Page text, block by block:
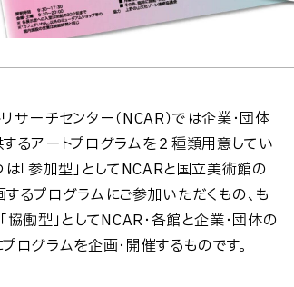
サーチセンター（NCAR）では企業・団体
るアートプログラムを２種類用意してい
は「参加型」としてNCARと国立美術館の
るプログラムにご参加いただくもの、も
協働型」としてNCAR・各館と企業・団体の
ログラムを企画・開催するものです。